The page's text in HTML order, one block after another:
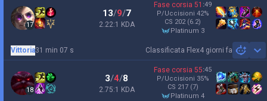
17
13/9/7
2.22:1 KDA
Fase corsia 51 :49
P/Uccisioni 42%
CS 202 (6.2)
platinum 3
Classificata Flex4 giorni fa
Vittoria31 min 07 s
18
3/4/8
2.75:1 KDA
Fase corsia 55:45
P/Uccisioni 35%
CS 217 (7)
platinum 4